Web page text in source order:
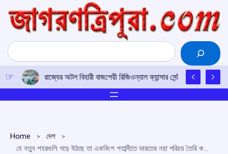
content
Search
রাজ্যের অটল বিহারী বাজপেয়ী রিজিওন্যাল ক্যান্সার সেন্টারে উত্তর-
Home
দেশ
যে নতুন শহরগুলি গড়ে উঠছে তা একবিংশ শতাব্দীতে ভারতের নয়া পরিচয় তৈরি করবে : প্রধানমন্ত্রী